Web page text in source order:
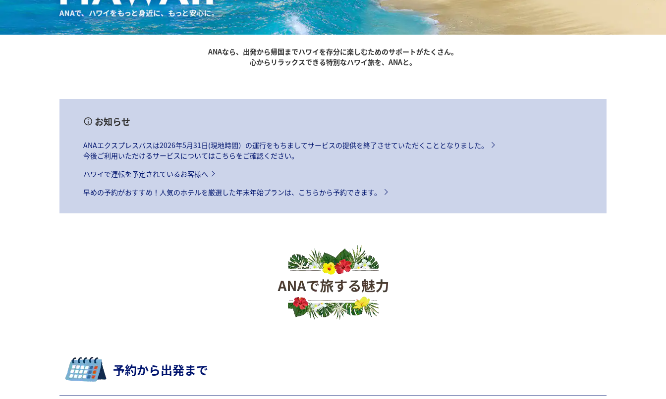
ANAなら、出発から帰国までハワイを存分に楽しむためのサポートがたくさん。
心からリラックスできる特別なハワイ旅を、ANAと。
お知らせ
ANAエクスプレスバスは2026年5月31日(現地時間）の運行をもちましてサービスの提供を終了させていただくこととなりました。
今後ご利用いただけるサービスについてはこちらをご確認ください。
ハワイで運転を予定されているお客様へ
早めの予約がおすすめ！人気のホテルを厳選した年末年始プランは、こちらから予約できます。
予約から出発まで